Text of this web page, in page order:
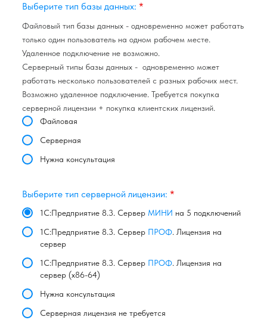
Выберите тип базы данных: *
Файловая
Серверная
Нужна консультация
Файловый тип базы данных - одновременно может работать
только один пользователь на одном рабочем месте.
Удаленное подключение не возможно.
Серверный типы базы данных - одновременно может
работать несколько пользователей с разных рабочих мест.
Возможно удаленное подключение. Требуется покупка
серверной лицензии + покупка клиентских лицензий.
Выберите тип серверной лицензии: *
1С:Предприятие 8.3. Сервер МИНИ на 5 подключений
1С:Предприятие 8.3. Сервер ПРОФ. Лицензия на
сервер
1С:Предприятие 8.3. Сервер ПРОФ. Лицензия на
сервер (x86-64)
Нужна консультация
Серверная лицензия не требуется